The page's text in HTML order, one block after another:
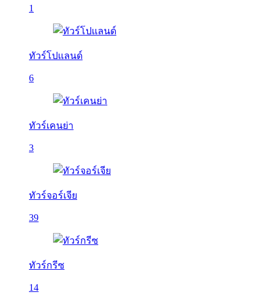
1
ทัวร์โปแลนด์
6
ทัวร์เคนย่า
3
ทัวร์จอร์เจีย
39
ทัวร์กรีซ
14